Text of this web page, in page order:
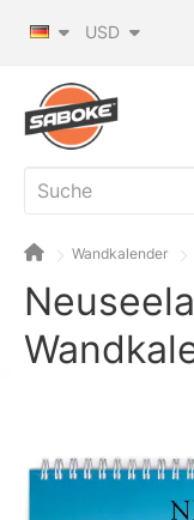
USD
Wandkalender